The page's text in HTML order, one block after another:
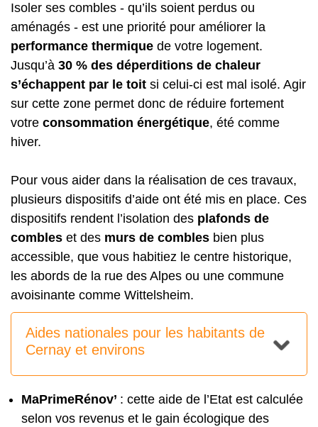
Isoler ses combles - qu’ils soient perdus ou
aménagés - est une priorité pour améliorer la
performance thermique de votre logement.
Jusqu’à 30 % des déperditions de chaleur
s’échappent par le toit si celui-ci est mal isolé. Agir
sur cette zone permet donc de réduire fortement
votre consommation énergétique, été comme
hiver.
Pour vous aider dans la réalisation de ces travaux,
plusieurs dispositifs d’aide ont été mis en place. Ces
dispositifs rendent l’isolation des plafonds de
combles et des murs de combles bien plus
accessible, que vous habitiez le centre historique,
les abords de la rue des Alpes ou une commune
avoisinante comme Wittelsheim.
Aides nationales pour les habitants de
Cernay et environs
MaPrimeRénov’ : cette aide de l’Etat est calculée
selon vos revenus et le gain écologique des